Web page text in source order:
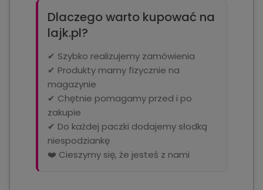
Dlaczego warto kupować na
lajk.pl?
✔ Szybko realizujemy zamówienia
✔ Produkty mamy fizycznie na
magazynie
✔ Chętnie pomagamy przed i po
zakupie
✔ Do każdej paczki dodajemy słodką
niespodziankę
❤️ Cieszymy się, że jesteś z nami